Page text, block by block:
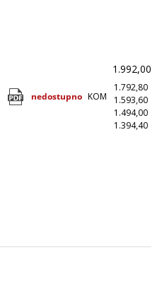
nedostupno KOM
1.992,00
1.792,80
1.593,60
1.494,00
1.394,40